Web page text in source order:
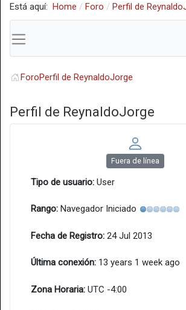
Está aquí: Home Foro Perfil de
ForoPerfil de ReynaldoJorge
Perfil de ReynaldoJorge
Fuera de línea
Tipo de usuario: User
Rango: Navegador Iniciado
Fecha de Registro: 24 Jul 2013
Última conexión: 13 years 1 week ago
Zona Horaria: UTC -4:00